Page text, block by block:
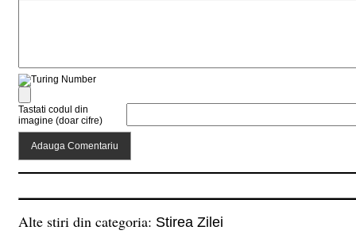
Tastati codul din
imagine (doar cifre)
Alte stiri din categoria: Stirea Zilei